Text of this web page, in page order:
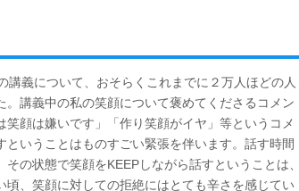
義について、おそらくこれまでに２万人ほどの人
講義中の私の笑顔について褒めてくださるコメン
笑顔は嫌いです」「作り笑顔がイヤ」等というコメ
いうことはものすごい緊張を伴います。話す時間
の状態で笑顔をKEEPしながら話すということは、
、笑顔に対しての拒絶にはとても辛さを感じてい